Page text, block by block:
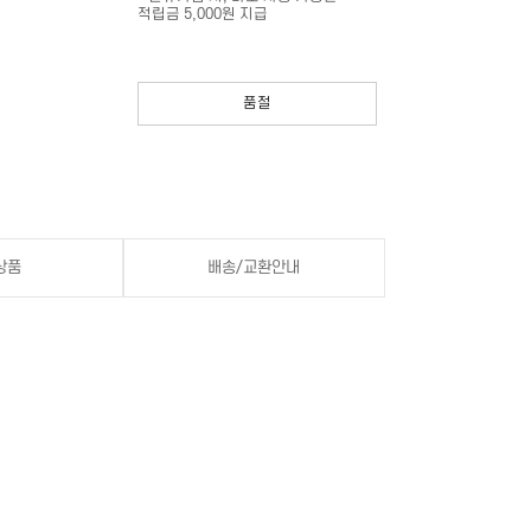
적립금 5,000원 지급
품절
품 배송/교환안내